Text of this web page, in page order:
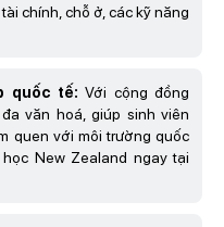
chính, chỗ ở, các kỹ năng
quốc tế: Với cộng đồng
văn hoá, giúp sinh viên
quen với môi trường quốc
New Zealand ngay tại